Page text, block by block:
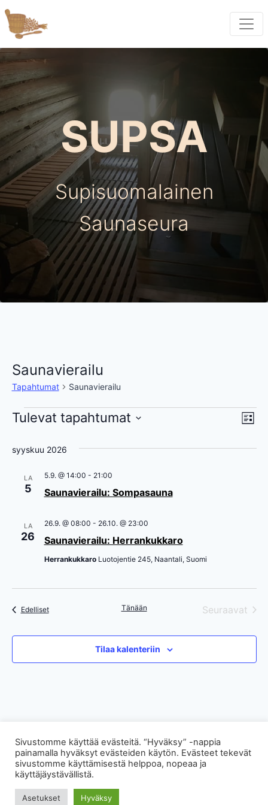
SUPSA
Supisuomalainen
Saunaseura
Saunavierailu
Tapahtumat Saunavierailu
Tapahtumat Lista
Tulevat tapahtumat
päivä.
syyskuu 2026
LA
5 Saunavierailu: Sompasauna
5.9. @ 14:00 - 21:00
LA
26 Saunavierailu: Herrankukkaro
26.9. @ 08:00 - 26.10. @ 23:00
Herrankukkaro Luotojentie 245, Naantali, Suomi
EdellisetTapahtumat Tänään
Seuraavat
Tilaa kalenteriin
Created using Styx powered by Wordpress
Sivustomme käyttää evästeitä. “Hyväksy” -nappia
painamalla hyväksyt evästeiden käytön. Evästeet tekevät
sivustomme käyttämisestä helppoa, nopeaa ja
käyttäjäystävällistä.
Asetukset Hyväksy